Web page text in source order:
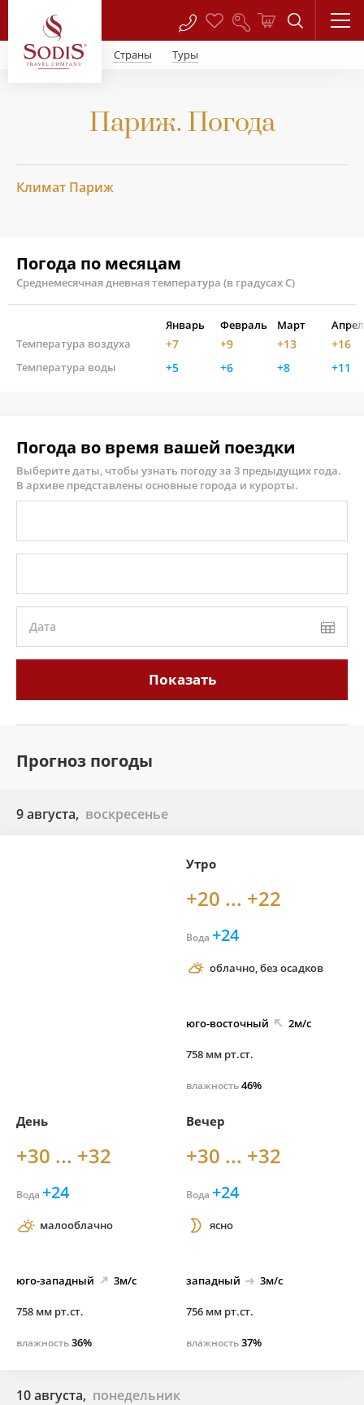
Страны Туры
Париж. Погода
Климат Париж
Погода по месяцам
Среднемесячная дневная температура (в градусах С)
Январь Февраль Март
Температура воздуха
+7 +9 +13 +16
Температура воды +5 +6 +8 +11
Погода во время вашей поездки
Выберите даты, чтобы узнать погоду за 3 предыдущих года.
В архиве представлены основные города и курорты.
Дата
Показать
Прогноз погоды
9 августа, воскресенье
Утро
+20 ... +22
Вода +24
облачно, без осадков
юго-восточный 2м/с
758 мм рт.ст.
влажность46%
День
+30 ... +32
Вода +24
малооблачно
юго-западный 3м/с
758 мм рт.ст.
влажность36%
Вечер
+30 ... +32
Вода +24
ясно
западный 3м/с
756 мм рт.ст.
влажность37%
10 августа, понедельник